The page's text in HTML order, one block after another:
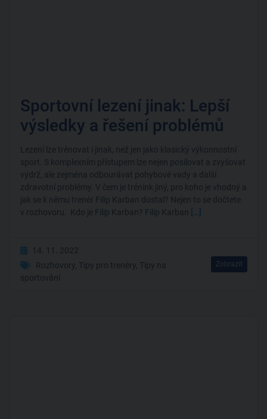
Sportovní lezení jinak: Lepší
výsledky a řešení problémů
Lezení lze trénovat i jinak, než jen jako klasický výkonnostní
sport. S komplexním přístupem lze nejen posilovat a zvyšovat
výdrž, ale zejména odbourávat pohybové vady a další
zdravotní problémy. V čem je trénink jiný, pro koho je vhodný a
jak se k němu trenér Filip Karban dostal? Nejen to se dočtete
v rozhovoru. Kdo je Filip Karban? Filip Karban
[…]
14. 11. 2022
Rozhovory, Tipy pro trenéry, Tipy na
sportování
Zobrazit